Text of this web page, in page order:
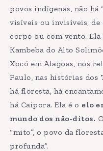
povos indígenas, não há
visíveis ou invisíveis, de
corpo ou com vento.
Kambeba do Alto
Xocó em Alagoas, nos
Paulo, nas histórias dos
há floresta, há
há Caipora. Ela é o elo
mundo dos não-ditos.
“mito”, o povo da
profunda”.